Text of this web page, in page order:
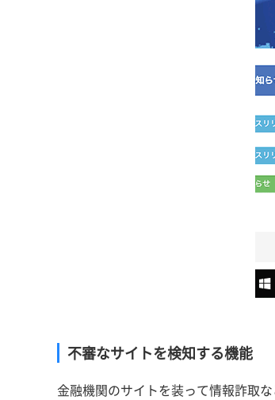
不審なサイトを検知する機能
金融機関のサイトを装って情報詐取